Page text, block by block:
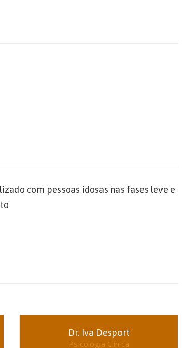
com pessoas idosas nas fases leve e
Dr. Iva Desport
Psicologia Clínica